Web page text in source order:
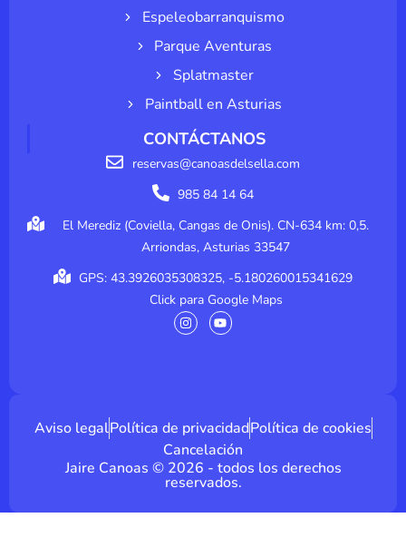
Espeleobarranquismo
Parque Aventuras
Splatmaster
Paintball en Asturias
CONTÁCTANOS
reservas@canoasdelsella.com
985 84 14 64
El Merediz (Coviella, Cangas de Onis). CN-634 km: 0,5.
Arriondas, Asturias 33547
GPS: 43.3926035308325, -5.180260015341629
Click para Google Maps
I
n
Y
o
Jaire Canoas © 2026 - todos los derechos
reservados.
Aviso legalPolítica de privacidadPolítica de cookies
Cancelación